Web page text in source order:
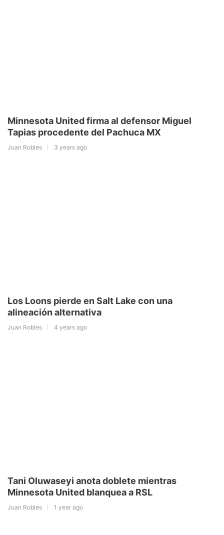
Minnesota United firma al defensor Miguel
Tapias procedente del Pachuca MX
Juan Robles 3 years ago
Los Loons pierde en Salt Lake con una
alineación alternativa
Juan Robles 4 years ago
Tani Oluwaseyi anota doblete mientras
Minnesota United blanquea a RSL
Juan Robles 1 year ago